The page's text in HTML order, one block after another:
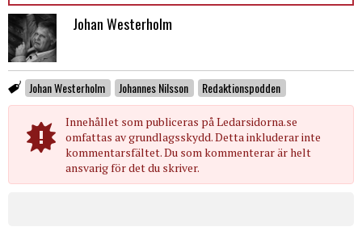
Johan Westerholm
Johan Westerholm Johannes Nilsson Redaktionspodden
Innehållet som publiceras på Ledarsidorna.se
omfattas av grundlagsskydd. Detta inkluderar inte
kommentarsfältet. Du som kommenterar är helt
ansvarig för det du skriver.